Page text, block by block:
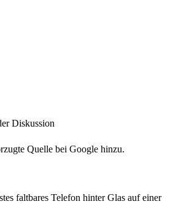
Diskussion
Quelle bei Google hinzu.
faltbares Telefon hinter Glas auf einer